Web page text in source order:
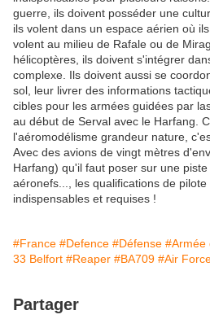
guerre, ils doivent posséder une
ils volent dans un espace aérien où
volent au milieu de Rafale ou de
hélicoptères, ils doivent s'intégrer
complexe. Ils doivent aussi se
sol, leur livrer des informations
cibles pour les armées guidées par
au début de Serval avec le Harfang.
l'aéromodélisme grandeur nature,
Avec des avions de vingt mètres
Harfang) qu'il faut poser sur une
aéronefs..., les qualifications de
indispensables et requises !
#France #Defence #Défense #Armée
33 Belfort #Reaper #BA709 #Air
Partager